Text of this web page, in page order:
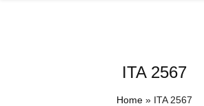
ITA 2567
Home » ITA 2567